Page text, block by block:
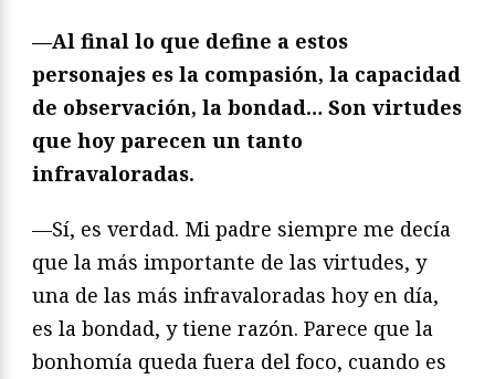
—Al final lo que define a estos
personajes es la compasión, la capacidad
de observación, la bondad… Son virtudes
que hoy parecen un tanto
infravaloradas.
—Sí, es verdad. Mi padre siempre me decía
que la más importante de las virtudes, y
una de las más infravaloradas hoy en día,
es la bondad, y tiene razón. Parece que la
bonhomía queda fuera del foco, cuando es